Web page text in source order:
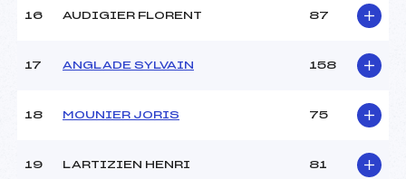
53.8600
Catégorie :
Cad->Mas
16 AUDIGIER FLORENT 87
17 ANGLADE SYLVAIN 158
18 MOUNIER JORIS 75
19 LARTIZIEN HENRI 81